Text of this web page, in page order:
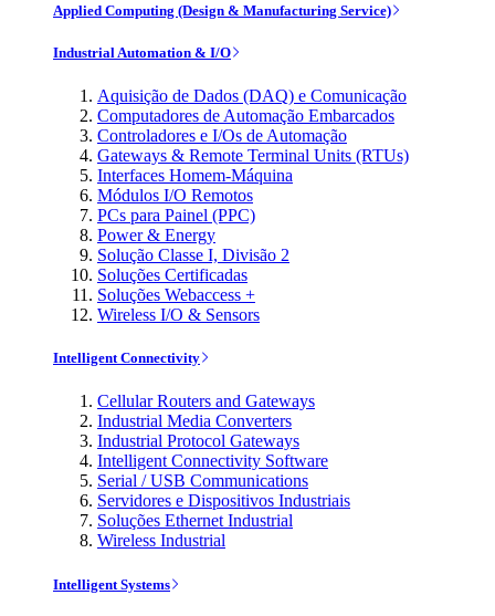
Applied Computing (Design & Manufacturing Service)
Industrial Automation & I/O
Aquisição de Dados (DAQ) e Comunicação
Computadores de Automação Embarcados
Controladores e I/Os de Automação
Gateways & Remote Terminal Units (RTUs)
Interfaces Homem-Máquina
Módulos I/O Remotos
PCs para Painel (PPC)
Power & Energy
Solução Classe I, Divisão 2
Soluções Certificadas
Soluções Webaccess +
Wireless I/O & Sensors
Intelligent Connectivity
Cellular Routers and Gateways
Industrial Media Converters
Industrial Protocol Gateways
Intelligent Connectivity Software
Serial / USB Communications
Servidores e Dispositivos Industriais
Soluções Ethernet Industrial
Wireless Industrial
Intelligent Systems